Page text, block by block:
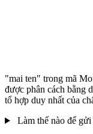
"mai ten" trong mã
được phân cách bằng
tổ hợp duy nhất của
Làm thế nào để